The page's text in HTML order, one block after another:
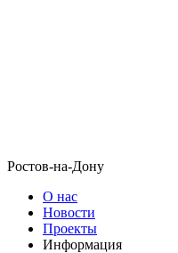
Ростов-на-Дону
О нас
Новости
Проекты
Информация